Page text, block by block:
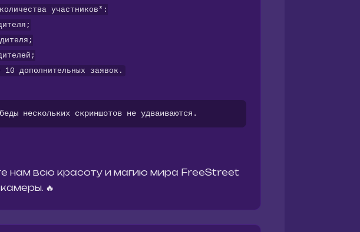
участников*:
дополнительных заявок.
нескольких скриншотов не удваиваются.
нам всю красоту и магию мира FreeStreet